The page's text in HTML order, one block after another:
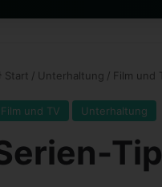
Start / Unterhaltung / Film und
Film und TV Unterhaltung